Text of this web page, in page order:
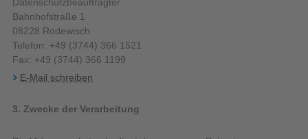
Datenschutzbeauftragter
Bahnhofstraße 1
08228 Rodewisch
Telefon: +49 (3744) 366 1521
Fax: +49 (3744) 366 1199
E-Mail schreiben
3. Zwecke der Verarbeitung